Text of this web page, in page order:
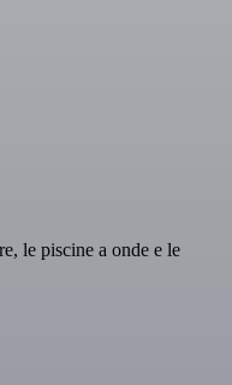
le piscine a onde e le